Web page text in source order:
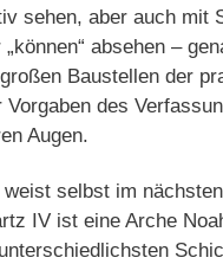
sehen, aber auch mit
absehen –
Baustellen der
Vorgaben des
Augen.
selbst im
IV ist eine Arche